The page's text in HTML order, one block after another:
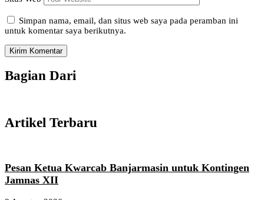
Simpan nama, email, dan situs web saya pada peramban ini
untuk komentar saya berikutnya.
Bagian Dari
Artikel Terbaru
Pesan Ketua Kwarcab Banjarmasin untuk Kontingen
Jamnas XII